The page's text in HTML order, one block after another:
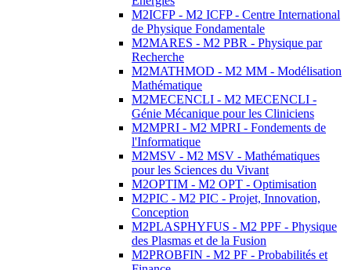
M2ICFP - M2 ICFP - Centre International
de Physique Fondamentale
M2MARES - M2 PBR - Physique par
Recherche
M2MATHMOD - M2 MM - Modélisation
Mathématique
M2MECENCLI - M2 MECENCLI -
Génie Mécanique pour les Cliniciens
M2MPRI - M2 MPRI - Fondements de
l'Informatique
M2MSV - M2 MSV - Mathématiques
pour les Sciences du Vivant
M2OPTIM - M2 OPT - Optimisation
M2PIC - M2 PIC - Projet, Innovation,
Conception
M2PLASPHYFUS - M2 PPF - Physique
des Plasmas et de la Fusion
M2PROBFIN - M2 PF - Probabilités et